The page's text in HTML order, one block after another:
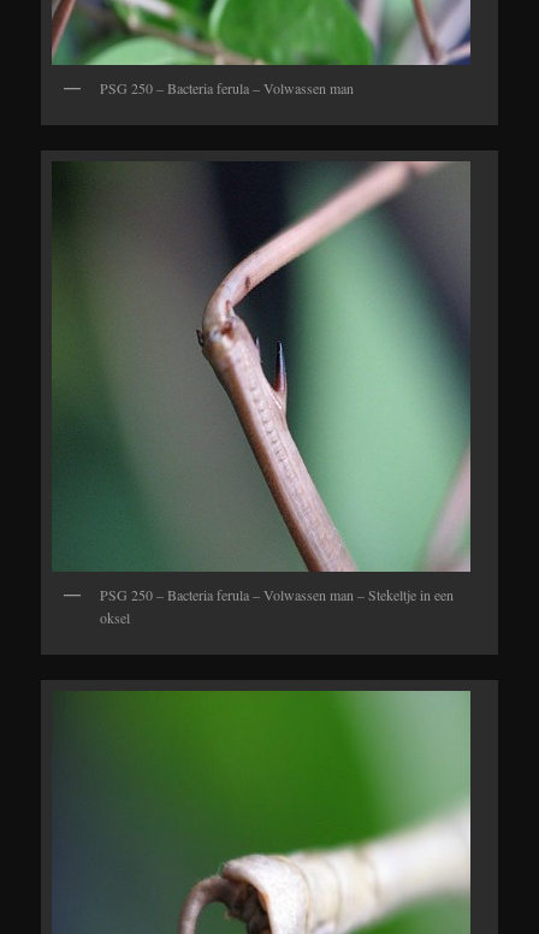
PSG 250 – Bacteria ferula – Volwassen man
PSG 250 – Bacteria ferula – Volwassen man – Stekeltje in een
oksel